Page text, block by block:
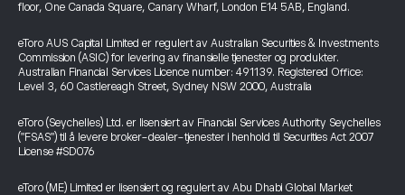
floor, One Canada Square, Canary Wharf, London E14 5AB, England.
eToro AUS Capital Limited er regulert av Australian Securities & Investments
Commission (ASIC) for levering av finansielle tjenester og produkter.
Australian Financial Services Licence number: 491139. Registered Office:
Level 3, 60 Castlereagh Street, Sydney NSW 2000, Australia
eToro (Seychelles) Ltd. er lisensiert av Financial Services Authority Seychelles
("FSAS") til å levere broker-dealer-tjenester i henhold til Securities Act 2007
License #SD076
eToro (ME) Limited er lisensiert og regulert av Abu Dhabi Global Market